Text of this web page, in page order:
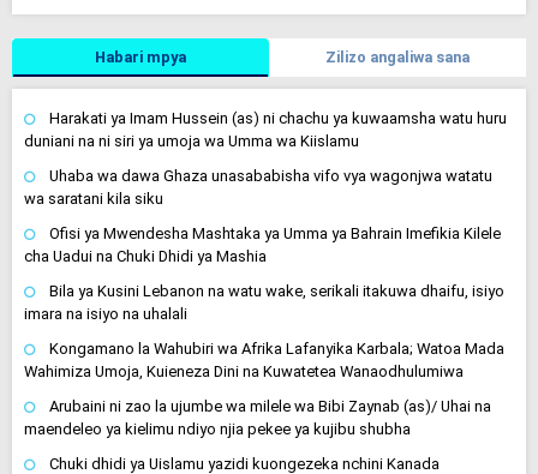
Habari mpya Zilizo angaliwa sana
Harakati ya Imam Hussein (as) ni chachu ya kuwaamsha watu huru
duniani na ni siri ya umoja wa Umma wa Kiislamu
Uhaba wa dawa Ghaza unasababisha vifo vya wagonjwa watatu
wa saratani kila siku
Ofisi ya Mwendesha Mashtaka ya Umma ya Bahrain Imefikia Kilele
cha Uadui na Chuki Dhidi ya Mashia
Bila ya Kusini Lebanon na watu wake, serikali itakuwa dhaifu, isiyo
imara na isiyo na uhalali
Kongamano la Wahubiri wa Afrika Lafanyika Karbala; Watoa Mada
Wahimiza Umoja, Kuieneza Dini na Kuwatetea Wanaodhulumiwa
Arubaini ni zao la ujumbe wa milele wa Bibi Zaynab (as)/ Uhai na
maendeleo ya kielimu ndiyo njia pekee ya kujibu shubha
Chuki dhidi ya Uislamu yazidi kuongezeka nchini Kanada